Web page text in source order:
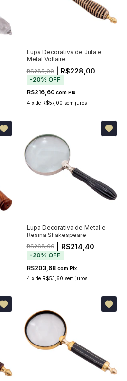
Lupa Decorativa de Juta e
Metal Voltaire
R$285,00| R$228,00
-20% OFF
R$216,60 com Pix
4 x de R$57,00 sem juros
Lupa Decorativa de Metal e
Resina Shakespeare
R$268,00| R$214,40
-20% OFF
R$203,68 com Pix
4 x de R$53,60 sem juros